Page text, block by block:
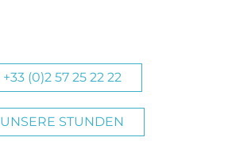
+33 (0)2 57 25 22 22
UNSERE STUNDEN